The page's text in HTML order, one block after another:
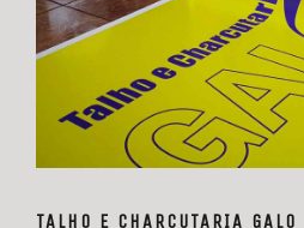
TALHO E CHARCUTARIA GALO